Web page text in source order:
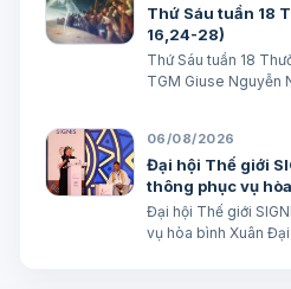
Thứ Sáu tuần 18
16,24-28)
Thứ Sáu tuần 18
TGM Giuse Nguyễn
6-7 “Khốn cho thành
06/08/2026
Đại hội Thế giới
thông phục vụ
Đại hội Thế giới
vụ hòa bình Xuân